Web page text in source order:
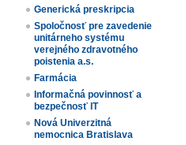
Generická preskripcia
Spoločnosť pre zavedenie
unitárneho systému
verejného zdravotného
poistenia a.s.
Farmácia
Informačná povinnosť a
bezpečnosť IT
Nová Univerzitná
nemocnica Bratislava